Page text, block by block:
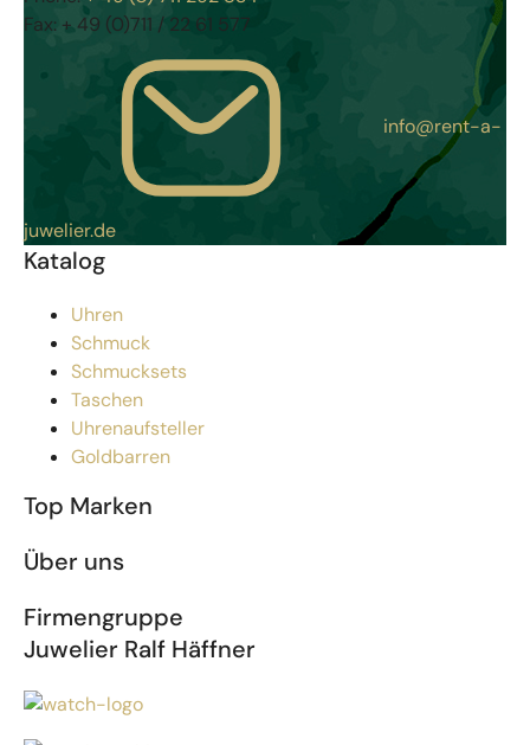
Fax: + 49 (0)711 / 22 61 577
info@rent-a-
juwelier.de
Katalog
Uhren
Schmuck
Schmucksets
Taschen
Uhrenaufsteller
Goldbarren
Top Marken
Über uns
Firmengruppe
Juwelier Ralf Häffner